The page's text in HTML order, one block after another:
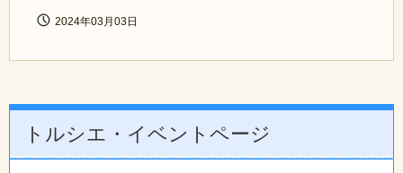
2024年03月03日
トルシエ・イベントページ